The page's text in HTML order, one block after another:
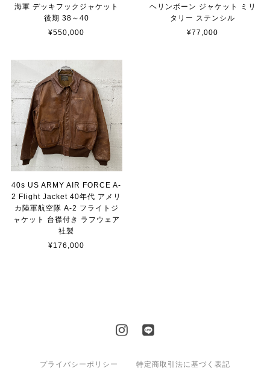
海軍 デッキフックジャケット
後期 38～40
¥550,000
ヘリンボーン ジャケット ミリ
タリー ステンシル
¥77,000
40s US ARMY AIR FORCE A-
2 Flight Jacket 40年代 アメリ
カ陸軍航空隊 A-2 フライトジ
ャケット 台襟付き ラフウェア
社製
¥176,000
プライバシーポリシー 特定商取引法に基づく表記